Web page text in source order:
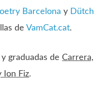
Barcelona y Dütch
deVamCat.cat.
graduadas de Carrera,
Ion Fiz.